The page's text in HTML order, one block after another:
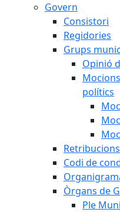
Govern
Consistori
Regidories
Grups
Opinió
polítics
Codi de
Òrgans de
Ple